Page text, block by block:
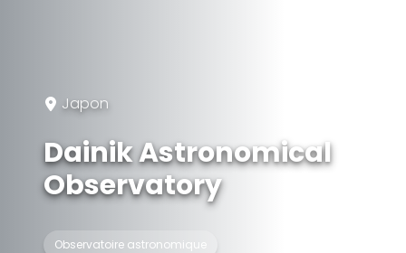
Japon
Dainik Astronomical
Observatory
Observatoire astronomique